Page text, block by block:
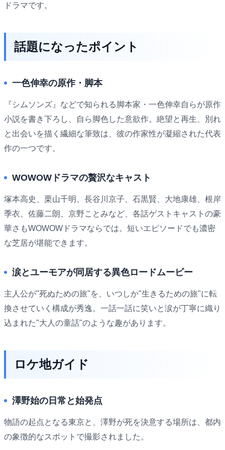
ドラマです。
話題になったポイント
一色伸幸の原作・脚本
『シムソンズ』などで知られる脚本家・一色伸幸自らが原作
小説を書き下ろし、自ら脚色した意欲作。絶望と再生、別れ
と出会いを描く繊細な筆致は、彼の作家性が凝縮された代表
作の一つです。
WOWOWドラマの贅沢なキャスト
塚本高史、栗山千明、長谷川京子、石黒賢、大地康雄、根岸
季衣、佐藤二朗、京野ことみなど、各話ゲストキャストの豪
華さもWOWOWドラマならでは。短いエピソードでも濃密
な芝居が堪能できます。
涙とユーモアが同居する異色ロードムービー
主人公が"死ぬための旅"を、いつしか"生きるための旅"に転
換させていく構成が秀逸。一話一話に笑いと涙が丁寧に織り
込まれた"大人の童話"のような趣があります。
ロケ地ガイド
澤野始の日常と始発点
物語の起点となる東京と、澤野が死を決意する場所は、都内
の象徴的なスポットで撮影されました。